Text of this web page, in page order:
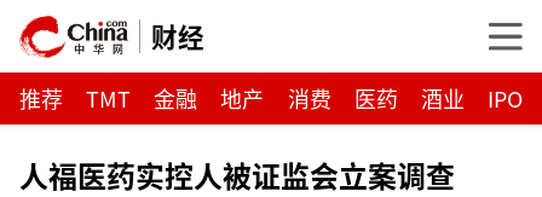
财经
推荐 TMT 金融 地产 消费 医药 酒业 IPO
人福医药实控人被证监会立案调查